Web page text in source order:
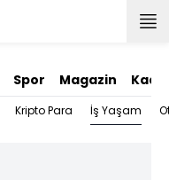
Spor Magazin
Kripto Para İş Yaşam